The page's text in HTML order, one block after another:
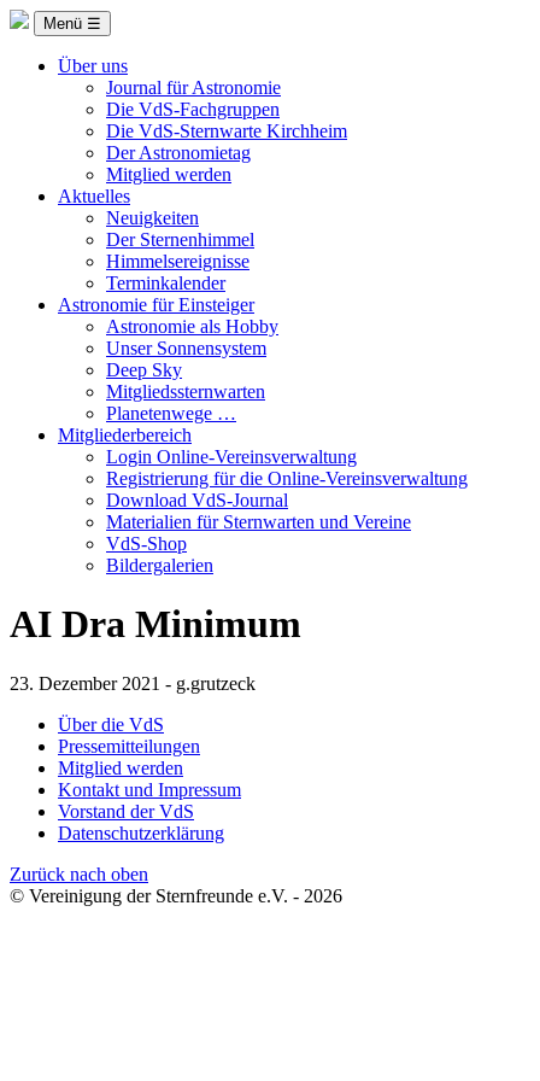
Menü ☰
Über uns
Journal für Astronomie
Die VdS-Fachgruppen
Die VdS-Sternwarte Kirchheim
Der Astronomietag
Mitglied werden
Aktuelles
Neuigkeiten
Der Sternenhimmel
Himmelsereignisse
Terminkalender
Astronomie für Einsteiger
Astronomie als Hobby
Unser Sonnensystem
Deep Sky
Mitgliedssternwarten
Planetenwege …
Mitgliederbereich
Login Online-Vereinsverwaltung
Registrierung für die Online-Vereinsverwaltung
Download VdS-Journal
Materialien für Sternwarten und Vereine
VdS-Shop
Bildergalerien
AI Dra Minimum
23. Dezember 2021 - g.grutzeck
Über die VdS
Pressemitteilungen
Mitglied werden
Kontakt und Impressum
Vorstand der VdS
Datenschutzerklärung
Zurück nach oben
© Vereinigung der Sternfreunde e.V. - 2026